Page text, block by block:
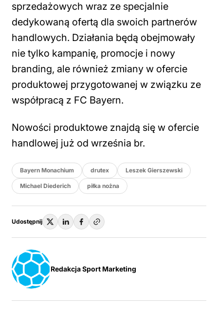
sprzedażowych wraz ze specjalnie
dedykowaną ofertą dla swoich partnerów
handlowych. Działania będą obejmowały
nie tylko kampanię, promocje i nowy
branding, ale również zmiany w ofercie
produktowej przygotowanej w związku ze
współpracą z FC Bayern.
Nowości produktowe znajdą się w ofercie
handlowej już od września br.
Bayern Monachium drutex Leszek Gierszewski
Michael Diederich piłka nożna
Udostępnij
Redakcja Sport Marketing